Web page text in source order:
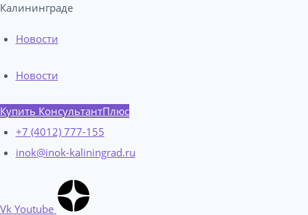
Калининграде​
Новости
Новости
Купить КонсультантПлюс
+7 (4012) 777-155
inok@inok-kaliningrad.ru
Vk Youtube